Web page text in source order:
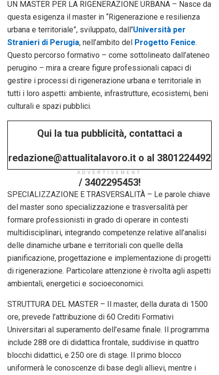
UN MASTER PER LA RIGENERAZIONE URBANA – Nasce da
questa esigenza il master in “Rigenerazione e resilienza
urbana e territoriale”, sviluppato, dall’Università per
Stranieri di Perugia, nell’ambito del Progetto Fenice.
Questo percorso formativo – come sottolineato dall’ateneo
perugino – mira a creare figure professionali capaci di
gestire i processi di rigenerazione urbana e territoriale in
tutti i loro aspetti: ambiente, infrastrutture, ecosistemi, beni
culturali e spazi pubblici.
Qui la tua pubblicità, contattaci a
redazione@attualitalavoro.it o al 3801224492
/ 3402295453!
ADVERTISEMENT
SPECIALIZZAZIONE E TRASVERSALITÀ – Le parole chiave
del master sono specializzazione e trasversalità per
formare professionisti in grado di operare in contesti
multidisciplinari, integrando competenze relative all’analisi
delle dinamiche urbane e territoriali con quelle della
pianificazione, progettazione e implementazione di progetti
di rigenerazione. Particolare attenzione è rivolta agli aspetti
ambientali, energetici e socioeconomici.
STRUTTURA DEL MASTER – Il master, della durata di 1500
ore, prevede l’attribuzione di 60 Crediti Formativi
Universitari al superamento dell’esame finale. Il programma
include 288 ore di didattica frontale, suddivise in quattro
blocchi didattici, e 250 ore di stage. Il primo blocco
uniformerà le conoscenze di base degli allievi, mentre i